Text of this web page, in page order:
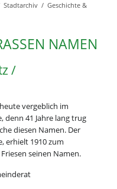
Stadtarchiv
Geschichte &
NAMEN
/
vergeblich im
denn 41 Jahre lang trug
diesen Namen. Der
erhielt 1910 zum
seinen Namen.